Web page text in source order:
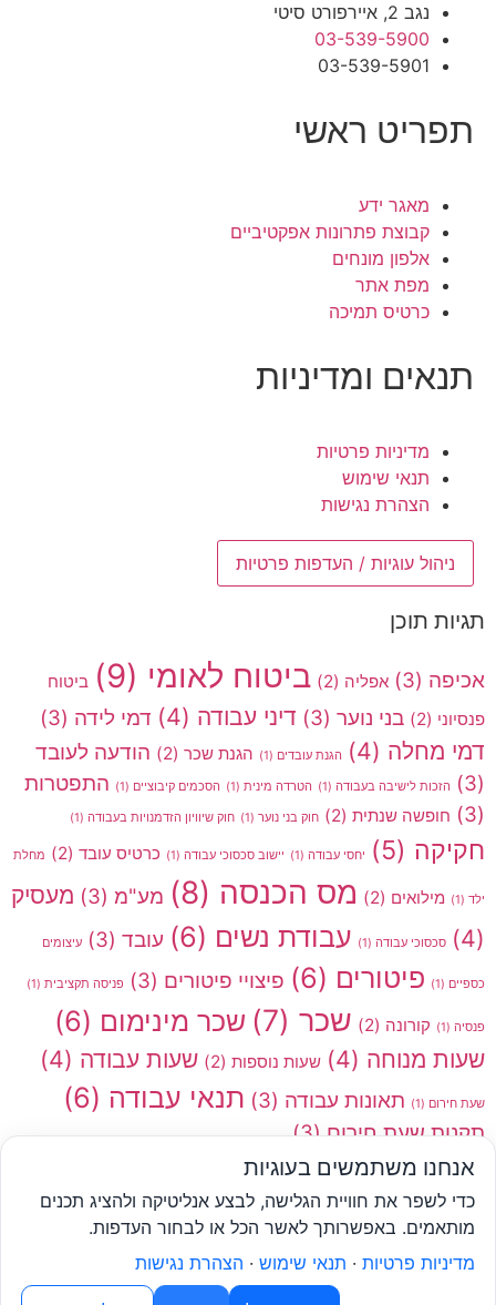
נגב 2, איירפורט סיטי
03-539-5900
03-539-5901
תפריט ראשי
מאגר ידע
קבוצת פתרונות אפקטיביים
אלפון מונחים
מפת אתר
כרטיס תמיכה
תנאים ומדיניות
מדיניות פרטיות
תנאי שימוש
הצהרת נגישות
ניהול עוגיות / העדפות פרטיות
תגיות תוכן
אכיפה (3) אפליה (2) ביטוח לאומי (9)
ביטוח
פנסיוני (2) בני נוער (3) דיני עבודה (4) דמי לידה (3)
דמי מחלה (4) הגנת עובדים (1) הגנת שכר (2)
הודעה לעובד
(3)
הזכות לישיבה בעבודה (1) הטרדה מינית (1) הסכמים קיבוציים (1)
התפטרות
(3)
חופשה שנתית (2) חוק בני נוער (1) חוק שיוויון הזדמנויות בעבודה (1)
חקיקה (5) יחסי עבודה (1) יישוב סכסוכי עבודה (1) כרטיס עובד (2) מחלת
ילד (1) מילואים (2) מס הכנסה (8) מע"מ (3)
מעסיק
(4)
סכסוכי עבודה (1) עבודת נשים (6) עובד (3) עיצומים
כספיים (1) פיטורים (6) פיצויי פיטורים (3) פניסה תקציבית (1)
פנסיה (1) קורונה (2) שכר (7) שכר מינימום (6)
שעות מנוחה (4) שעות נוספות (2) שעות עבודה (4)
שעת חירום (1) תאונות עבודה (3) תנאי עבודה (6)
תקנות שעת חירום(3)
המצוי באתר יש לראות את המידע המופיע באתר כהמלצה
וכמידע עזר בלבד.
אנחנו משתמשים בעוגיות
כדי לשפר את חוויית הגלישה, לבצע אנליטיקה ולהציג תכנים
מותאמים. באפשרותך לאשר הכל או לבחור העדפות.
מדיניות פרטיות · תנאי שימוש · הצהרת נגישות